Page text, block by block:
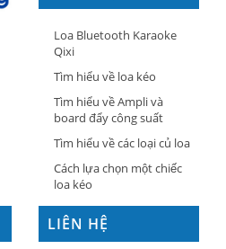
Loa Bluetooth Karaoke
Qixi
Tìm hiểu về loa kéo
Tìm hiểu về Ampli và
board đẩy công suất
Tìm hiểu về các loại củ loa
Cách lựa chọn một chiếc
loa kéo
LIÊN HỆ